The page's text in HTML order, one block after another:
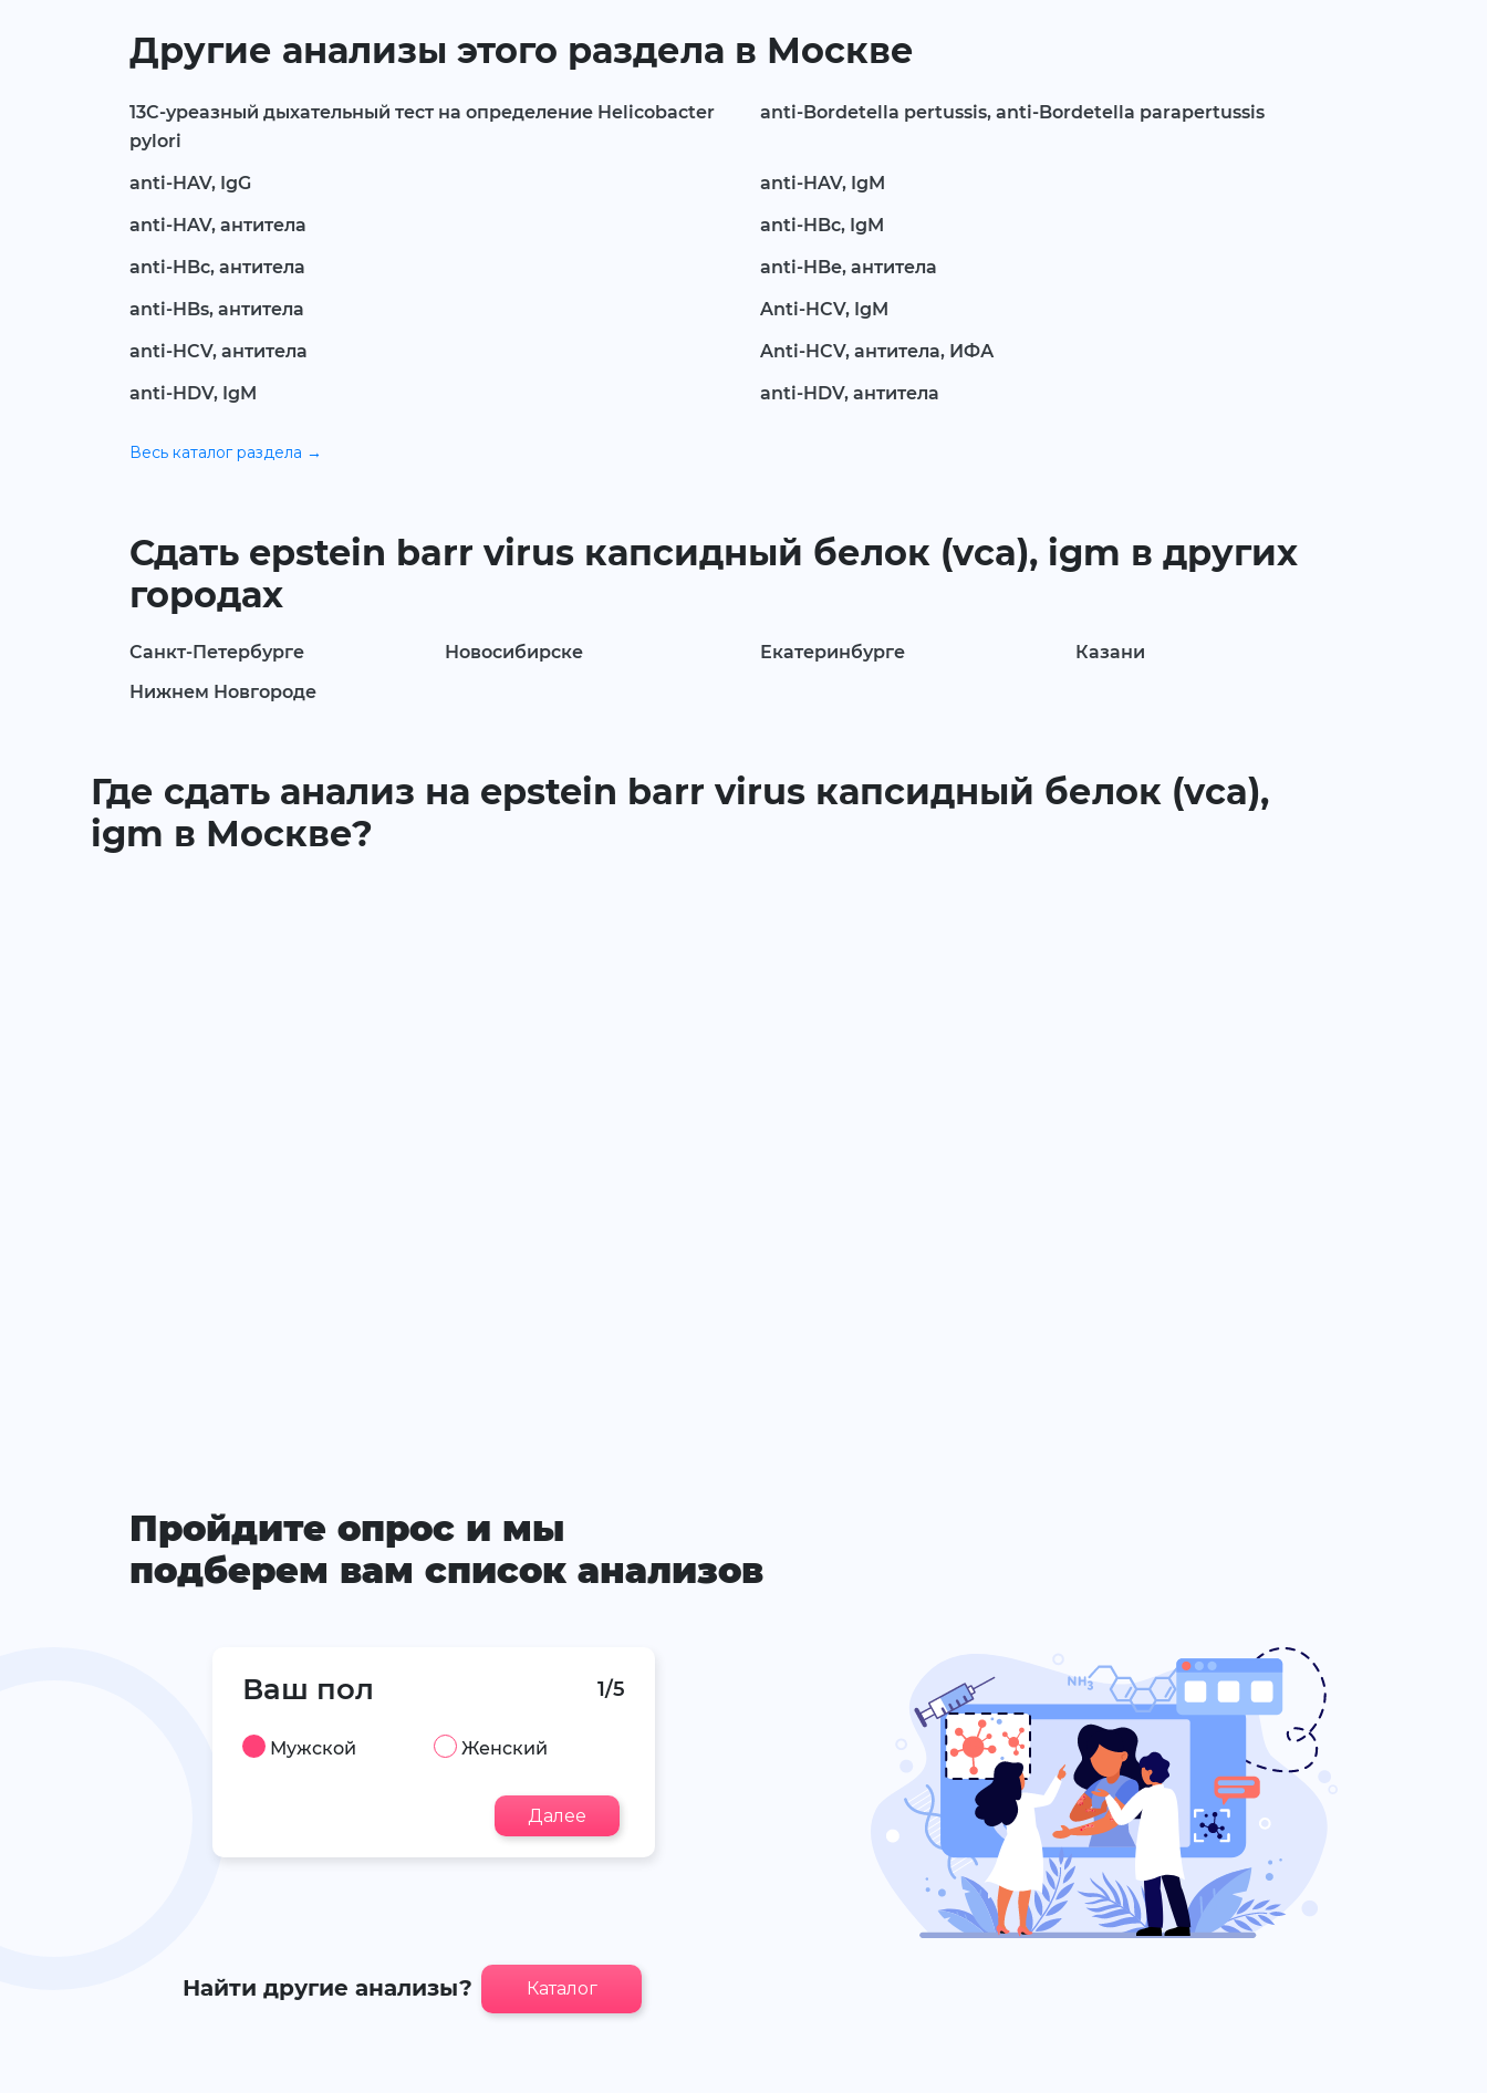
Другие анализы этого раздела в Москве
13С-уреазный дыхательный тест на определение Helicobacter
pylori
anti-Bordetella pertussis, anti-Bordetella parapertussis
anti-HAV, IgG
anti-HAV, IgM
anti-HAV, антитела
anti-HBc, IgM
anti-HBc, антитела
anti-HBe, антитела
anti-HBs, антитела
Anti-HCV, IgM
anti-HCV, антитела
Anti-HCV, антитела, ИФА
anti-HDV, IgM
anti-HDV, антитела
Весь каталог раздела →
Сдать epstein barr virus капсидный белок (vca), igm в других
городах
Санкт-Петербурге Новосибирске Екатеринбурге
Казани
Нижнем Новгороде
Где сдать анализ на epstein barr virus капсидный белок (vca),
igm в Москве?
Пройдите опрос и мы
подберем вам список анализов
Ваш пол 1/5
Мужской Женский
Далее
Найти другие анализы? Каталог